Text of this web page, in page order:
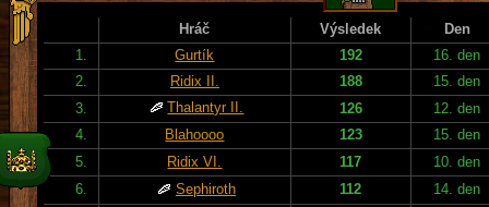
Hráč Výsledek
Den
1.
Gurtík 192
16. den
2.
Ridix II. 188
15. den
3.
Thalantyr II. 126
12. den
4.
Blahoooo 123
15. den
5.
Ridix VI. 117
10. den
6.
Sephiroth 112
14. den